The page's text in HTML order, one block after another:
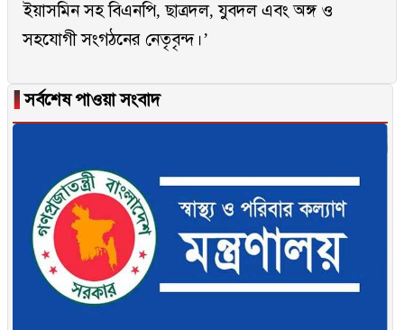
ইয়াসমিন সহ বিএনপি, ছাত্রদল, যুবদল এবং অঙ্গ ও
সহযোগী সংগঠনের নেতৃবৃন্দ।’
▐সর্বশেষ পাওয়া সংবাদ